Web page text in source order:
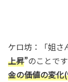
ケロ坊：「姐さ
上昇”のことで
金の価値の変